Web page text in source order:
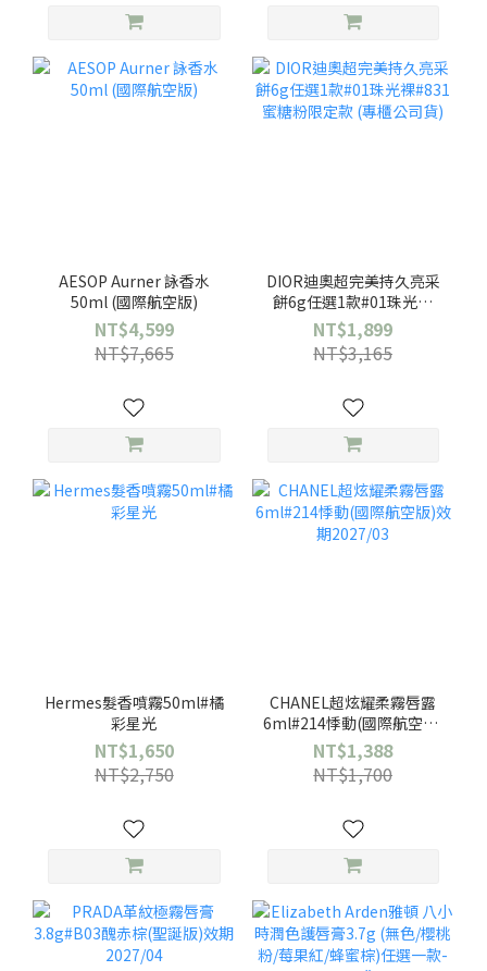
AESOP Aurner 詠香水
50ml (國際航空版)
NT$4,599
NT$7,665
DIOR迪奧超完美持久亮采
餅6g任選1款#01珠光裸
#831蜜糖粉限定款 (專櫃公
司貨)
NT$1,899
NT$3,165
Hermes髮香噴霧50ml#橘
彩星光
NT$1,650
NT$2,750
CHANEL超炫耀柔霧唇露
6ml#214悸動(國際航空版)
效期2027/03
NT$1,388
NT$1,700